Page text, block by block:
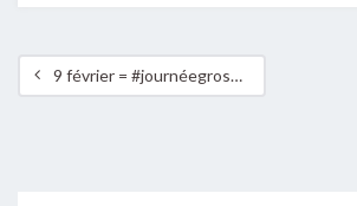
9 février = #journéegrospull